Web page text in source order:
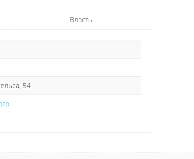
Власть
54